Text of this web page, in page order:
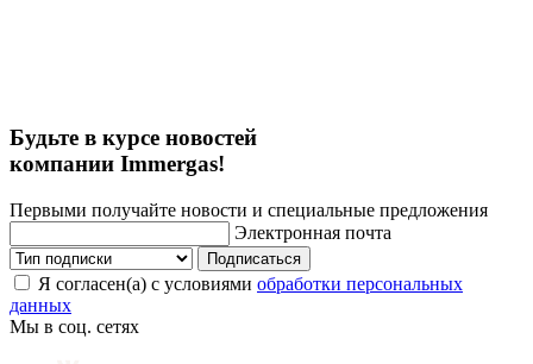
Будьте в курсе новостей
компании Immergas!
Первыми получайте новости и специальные предложения
Электронная почта
Подписаться
Я согласен(а) с условиями обработки персональных
данных
Мы в соц. сетях